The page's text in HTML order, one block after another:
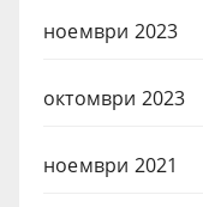
ноември 2023
октомври 2023
ноември 2021